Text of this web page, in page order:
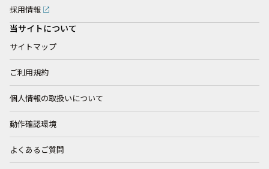
採用情報
当サイトについて
サイトマップ
ご利用規約
個人情報の取扱いについて
動作確認環境
よくあるご質問